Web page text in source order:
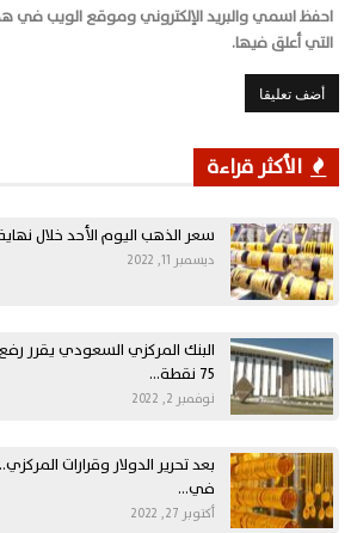
احفظ اسمي والبريد الإلكتروني وموقع الويب في
التي أعلق فيها.
الأكثر قراءة
سعر الذهب اليوم الأحد خلال
ديسمبر 11, 2022
البنك المركزي السعودي يقرر رفع
75 نقطة…
نوفمبر 2, 2022
بعد تحرير الدولار وقرارات
في…
أكتوبر 27, 2022